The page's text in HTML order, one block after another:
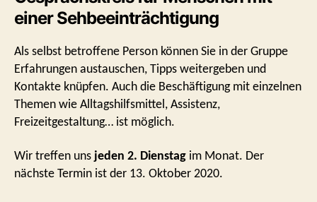
einer Sehbeeinträchtigung
Als selbst betroffene Person können Sie in der Gruppe
Erfahrungen austauschen, Tipps weitergeben und
Kontakte knüpfen. Auch die Beschäftigung mit einzelnen
Themen wie Alltagshilfsmittel, Assistenz,
Freizeitgestaltung… ist möglich.
Wir treffen uns jeden 2. Dienstag im Monat. Der
nächste Termin ist der 13. Oktober 2020.